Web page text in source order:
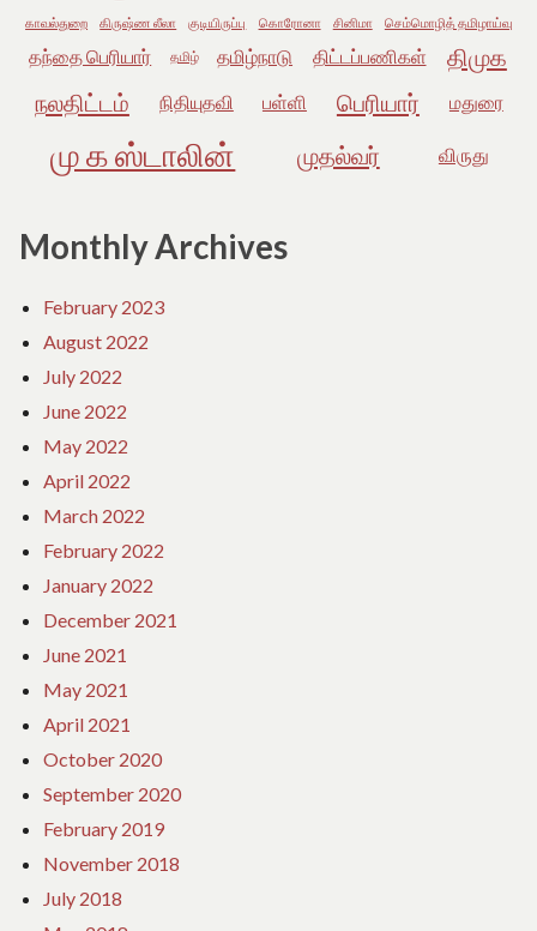
காவல்துறை கிருஷ்ண லீலா குடியிருப்பு கொரோனா சினிமா செம்மொழித் தமிழாய்வு
தந்தை பெரியார் தமிழ் தமிழ்நாடு திட்டப்பணிகள்
திமுக
நலதிட்டம்
நிதியுதவி பள்ளி பெரியார் மதுரை
மு க ஸ்டாலின் முதல்வர் விருது
Monthly Archives
February 2023
August 2022
July 2022
June 2022
May 2022
April 2022
March 2022
February 2022
January 2022
December 2021
June 2021
May 2021
April 2021
October 2020
September 2020
February 2019
November 2018
July 2018